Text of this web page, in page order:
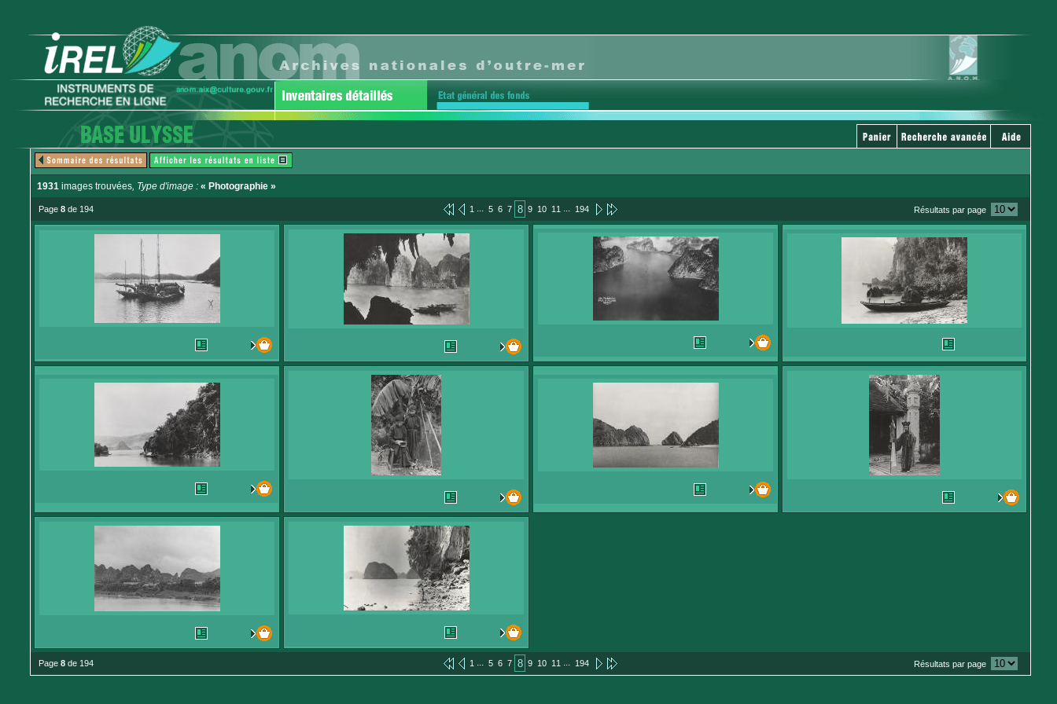
1931 images trouvées, Type d'image : « Photographie »
Page 8 de 194 1 ... 5 6 7 8 9 10 11 ... 194 Résultats par page
Page 8 de 194 1 ... 5 6 7 8 9 10 11 ... 194 Résultats par page